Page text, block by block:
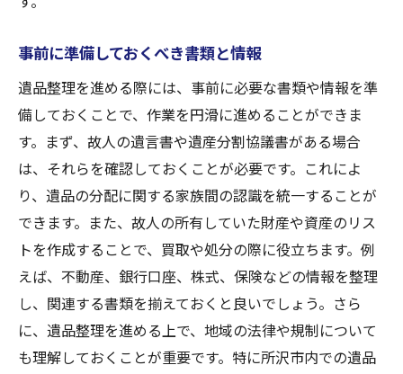
無理なく進めるための家族の協力
地域密着型の遺品整理サービスを活用するメリ
ット
地元の特性を活かしたサービスの強み
地域に密着した業者の信頼性
迅速な対応が可能なサービスの特徴
地域の文化を考慮した遺品整理の方法
所沢市特有の情報と専門知識の活用
地域住民からの評価と推薦
プロが推奨する買取サービスの利用法と遺品整
理
事前に準備しておくべき書類と情報
遺品整理を進める際には、事前に必要な書類や情報を準
備しておくことで、作業を円滑に進めることができま
す。まず、故人の遺言書や遺産分割協議書がある場合
は、それらを確認しておくことが必要です。これによ
り、遺品の分配に関する家族間の認識を統一することが
できます。また、故人の所有していた財産や資産のリス
トを作成することで、買取や処分の際に役立ちます。例
えば、不動産、銀行口座、株式、保険などの情報を整理
し、関連する書類を揃えておくと良いでしょう。さら
に、遺品整理を進める上で、地域の法律や規制について
も理解しておくことが重要です。特に所沢市内での遺品